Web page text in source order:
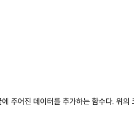
주어진 데이터를 추가하는 함수다. 위의